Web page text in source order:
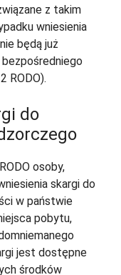
z takim
wniesienia
będą już
RODO).
do
osoby,
skargi do
w państwie
pobytu,
jest dostępne
środków